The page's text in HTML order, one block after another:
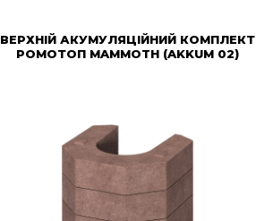
ВЕРХНІЙ АКУМУЛЯЦІЙНИЙ КОМПЛЕКТ
РОМОТОП MAMMOTH (AKKUM 02)